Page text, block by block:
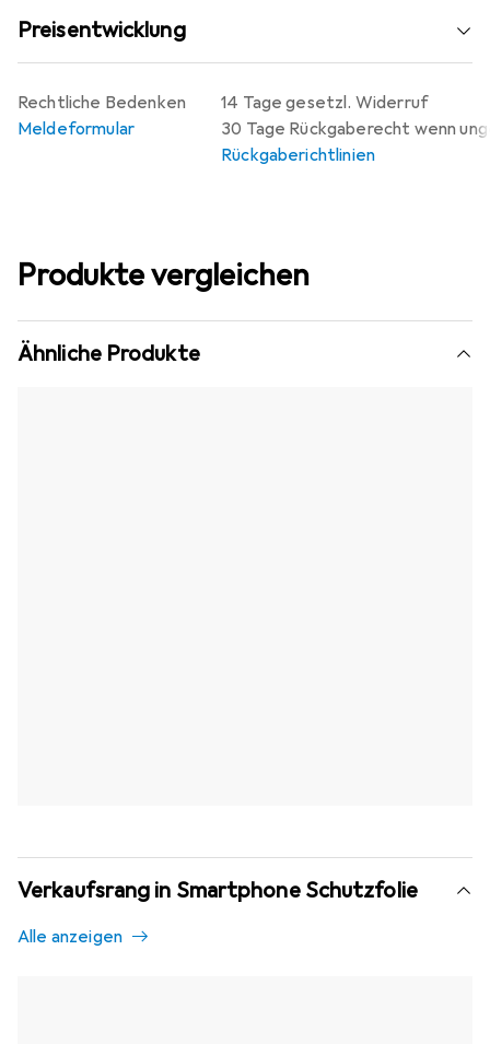
Preisentwicklung
14 Tage gesetzl. Widerruf
30 Tage Rückgaberecht wenn
Rückgaberichtlinien
Rechtliche Bedenken
Meldeformular
Produkte vergleichen
Ähnliche Produkte
Verkaufsrang in Smartphone Schutzfolie
Alle anzeigen